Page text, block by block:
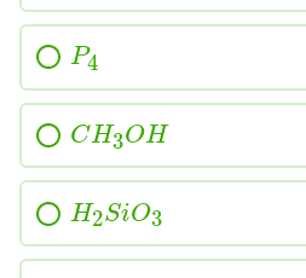
P4
CH3OH
H2SiO3